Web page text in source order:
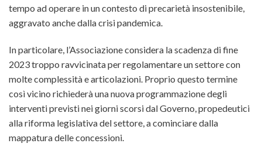
tempo ad operare in un contesto di precarietà insostenibile,
aggravato anche dalla crisi pandemica.
In particolare, l’Associazione considera la scadenza di fine
2023 troppo ravvicinata per regolamentare un settore con
molte complessità e articolazioni. Proprio questo termine
così vicino richiederà una nuova programmazione degli
interventi previsti nei giorni scorsi dal Governo, propedeutici
alla riforma legislativa del settore, a cominciare dalla
mappatura delle concessioni.